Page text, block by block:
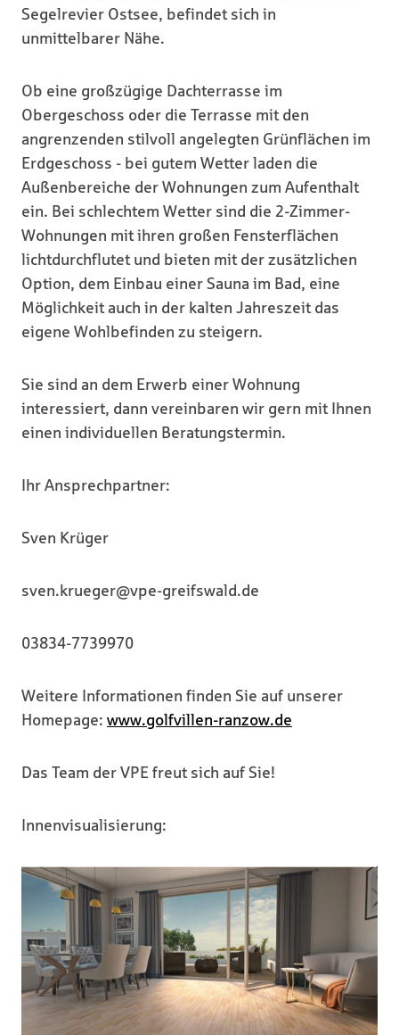
Segelrevier Ostsee, befindet sich in
unmittelbarer Nähe.
Ob eine großzügige Dachterrasse im
Obergeschoss oder die Terrasse mit den
angrenzenden stilvoll angelegten Grünflächen im
Erdgeschoss - bei gutem Wetter laden die
Außenbereiche der Wohnungen zum Aufenthalt
ein. Bei schlechtem Wetter sind die 2-Zimmer-
Wohnungen mit ihren großen Fensterflächen
lichtdurchflutet und bieten mit der zusätzlichen
Option, dem Einbau einer Sauna im Bad, eine
Möglichkeit auch in der kalten Jahreszeit das
eigene Wohlbefinden zu steigern.
Sie sind an dem Erwerb einer Wohnung
interessiert, dann vereinbaren wir gern mit Ihnen
einen individuellen Beratungstermin.
Ihr Ansprechpartner:
Sven Krüger
sven.krueger@vpe-greifswald.de
03834-7739970
Weitere Informationen finden Sie auf unserer
Homepage: www.golfvillen-ranzow.de
Das Team der VPE freut sich auf Sie!
Innenvisualisierung: